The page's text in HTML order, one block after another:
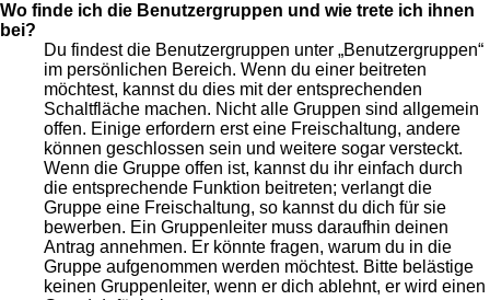
Wo finde ich die Benutzergruppen und wie trete ich ihnen
bei?
Du findest die Benutzergruppen unter „Benutzergruppen“
im persönlichen Bereich. Wenn du einer beitreten
möchtest, kannst du dies mit der entsprechenden
Schaltfläche machen. Nicht alle Gruppen sind allgemein
offen. Einige erfordern erst eine Freischaltung, andere
können geschlossen sein und weitere sogar versteckt.
Wenn die Gruppe offen ist, kannst du ihr einfach durch
die entsprechende Funktion beitreten; verlangt die
Gruppe eine Freischaltung, so kannst du dich für sie
bewerben. Ein Gruppenleiter muss daraufhin deinen
Antrag annehmen. Er könnte fragen, warum du in die
Gruppe aufgenommen werden möchtest. Bitte belästige
keinen Gruppenleiter, wenn er dich ablehnt, er wird einen